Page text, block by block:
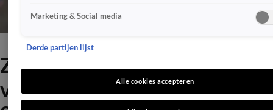
Zelfs gezin Hoofdpiet Niels
van der Laan bedreigd na
Marketing & Social media
Derde partijen lijst
Alle cookies accepteren